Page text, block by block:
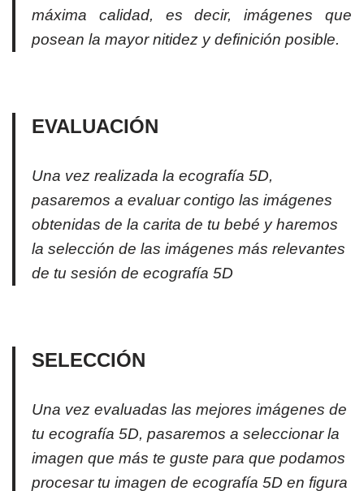
máxima calidad, es decir, imágenes que
posean la mayor nitidez y definición posible.
EVALUACIÓN
Una vez realizada la ecografía 5D,
pasaremos a evaluar contigo las imágenes
obtenidas de la carita de tu bebé y haremos
la selección de las imágenes más relevantes
de tu sesión de ecografía 5D
SELECCIÓN
Una vez evaluadas las mejores imágenes de
tu ecografía 5D, pasaremos a seleccionar la
imagen que más te guste para que podamos
procesar tu imagen de ecografía 5D en figura